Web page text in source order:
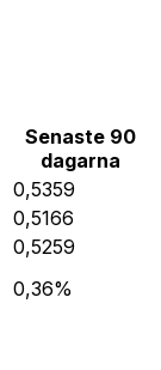
Senaste 90
dagarna
0,5359
0,5166
0,5259
0,36%